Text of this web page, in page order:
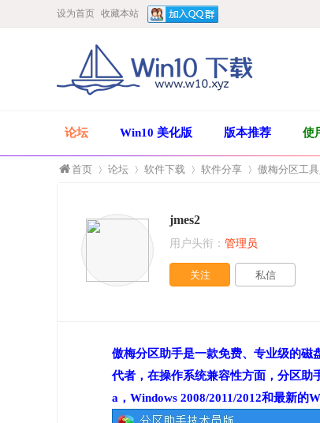
设为首页 收藏本站
论坛 Win10 美化版 版本推荐 使
首页
»
论坛 软件下载
›
软件分享
›
傲梅分区工
jmes2
用户头衔： 管理员
关注 私信
傲梅分区助手是一款免费、专业级的
代者，在操作系统兼容性方面，分区助
a，Windows 2008/2011/2012和最新的